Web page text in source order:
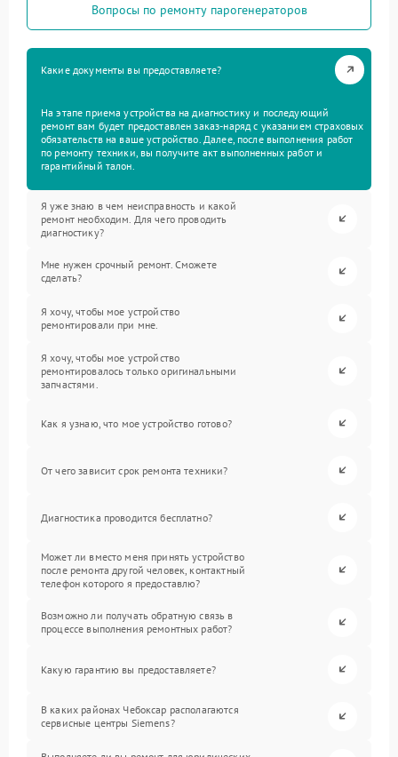
Вопросы по ремонту парогенераторов
Какие документы вы предоставляете?
На этапе приема устройства на диагностику и последующий
ремонт вам будет предоставлен заказ-наряд с указанием страховых
обязательств на ваше устройство. Далее, после выполнения работ
по ремонту техники, вы получите акт выполненных работ и
гарантийный талон.
Я уже знаю в чем неисправность и какой
ремонт необходим. Для чего проводить
диагностику?
Мне нужен срочный ремонт. Сможете
сделать?
Я хочу, чтобы мое устройство
ремонтировали при мне.
Я хочу, чтобы мое устройство
ремонтировалось только оригинальными
запчастями.
Как я узнаю, что мое устройство готово?
От чего зависит срок ремонта техники?
Диагностика проводится бесплатно?
Может ли вместо меня принять устройство
после ремонта другой человек, контактный
телефон которого я предоставлю?
Возможно ли получать обратную связь в
процессе выполнения ремонтных работ?
Какую гарантию вы предоставляете?
В каких районах Чебоксар располагаются
сервисные центры Siemens?